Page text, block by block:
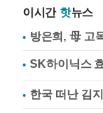
이시간 핫뉴스
방은희, 母 고
한국 떠난 김